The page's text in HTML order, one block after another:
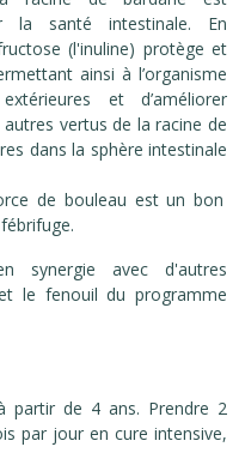
la santé intestinale. En
(l'inuline) protège et
ainsi à l’organisme
et d’améliorer
vertus de la racine de
dans la sphère intestinale
de bouleau est un bon
synergie avec d'autres
le fenouil du programme
partir de 4 ans. Prendre 2
par jour en cure intensive,